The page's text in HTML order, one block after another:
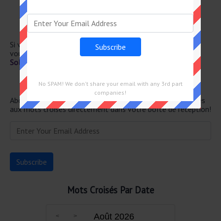
Des plumes sur le plume
Des lettres et un chiffre
Si vous avez déjà résolu cet indice de mots croisés et que
vous recherchez le message principal, rendez-vous sur
Solution Le Monde Mots Croisés du 10 Janvier 2025
Newsletter
Abonnez-vous ci-dessous et recevez les dernières réponses
aux mots croisés directement dans votre boîte de réception!
Mots Croisés Par Date
Août 2026
No SPAM! We don't share your email with any 3rd part
companies!